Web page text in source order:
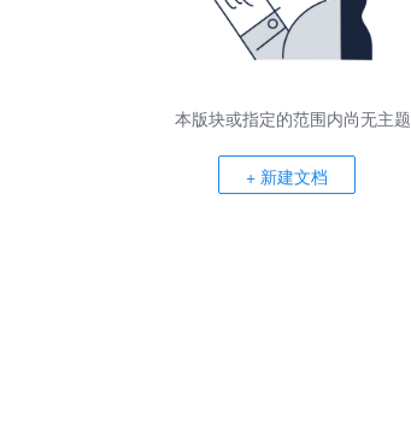
本版块或指定的范围内尚无主题
+ 新建文档